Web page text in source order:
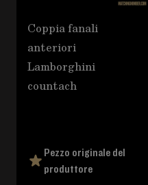
Coppia fanali
anteriori
Lamborghini
countach
Pezzo originale del
produttore